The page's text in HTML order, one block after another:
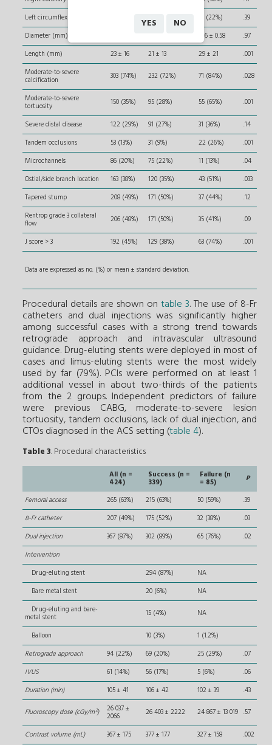
Left circumflex artery
62 (18%) 19 (22%)
.39
Diameter (mm)
3.16 ± 0.58
.97
Length (mm)
23 ± 16 21 ± 13 29 ± 21
.001
Moderate-to-severe
calcification 303 (74%) 232 (72%) 71 (84%) .028
Moderate-to-severe
tortuosity 150 (35%) 95 (28%) 55 (65%) .001
Severe distal disease 122 (29%) 91 (27%) 31 (36%)
.14
Tandem occlusions
53 (13%) 31 (9%) 22 (26%)
.001
Microchannels
86 (20%) 75 (22%) 11 (13%)
.04
Ostial/side branch location
163 (38%) 120 (35%) 43 (51%)
.033
Tapered stump
208 (49%) 171 (50%) 37 (44%)
.12
Rentrop grade 3 collateral
flow 206 (48%) 171 (50%) 35 (41%) .09
J score > 3 192 (45%) 129 (38%) 63 (74%) .001
Data are expressed as no. (%) or mean ± standard deviation.
Procedural details are shown on table 3. The use of 8-Fr
catheters and dual injections was significantly higher
among successful cases with a strong trend towards
retrograde approach and intravascular ultrasound
guidance. Drug-eluting stents were deployed in most of
cases and limus-eluting stents were the most widely
used by far (79%). PCIs were performed on at least 1
additional vessel in about two-thirds of the patients
from the 2 groups. Independent predictors of failure
were previous CABG, moderate-to-severe lesion
tortuosity, tandem occlusions, lack of dual injection, and
CTOs diagnosed in the ACS setting (table 4).
Table 3. Procedural characteristics
All (n =
424)
Success (n =
339)
Failure (n
= 85)
P
Femoral access
265 (63%) 215 (63%) 50 (59%)
.39
8-Fr catheter
207 (49%) 175 (52%) 32 (38%)
.03
Dual injection
367 (87%) 302 (89%) 65 (76%)
.02
Intervention
Drug-eluting stent
294 (87%)
NA
Bare metal stent
20 (6%)
NA
Drug-eluting and bare-
metal stent 15 (4%) NA
Balloon 10 (3%)
1 (1.2%)
Retrograde approach
94 (22%) 69 (20%) 25 (29%)
.07
IVUS
61 (14%) 56 (17%) 5 (6%)
.06
Duration (min)
105 ± 41 106 ± 42 102 ± 39
.43
Fluoroscopy dose (cGy/m²)
26 037 ±
2066 26 403 ± 2222 24 867 ± 13 019 .57
Contrast volume (mL) 367 ± 175 377 ± 177 327 ± 158 .002
YES NO